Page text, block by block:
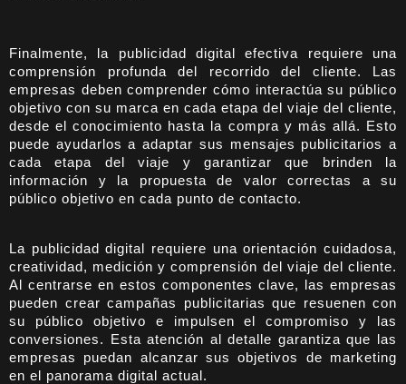
Finalmente, la publicidad digital efectiva requiere una
comprensión profunda del recorrido del cliente. Las
empresas deben comprender cómo interactúa su público
objetivo con su marca en cada etapa del viaje del cliente,
desde el conocimiento hasta la compra y más allá. Esto
puede ayudarlos a adaptar sus mensajes publicitarios a
cada etapa del viaje y garantizar que brinden la
información y la propuesta de valor correctas a su
público objetivo en cada punto de contacto.
La publicidad digital requiere una orientación cuidadosa,
creatividad, medición y comprensión del viaje del cliente.
Al centrarse en estos componentes clave, las empresas
pueden crear campañas publicitarias que resuenen con
su público objetivo e impulsen el compromiso y las
conversiones. Esta atención al detalle garantiza que las
empresas puedan alcanzar sus objetivos de marketing
en el panorama digital actual.